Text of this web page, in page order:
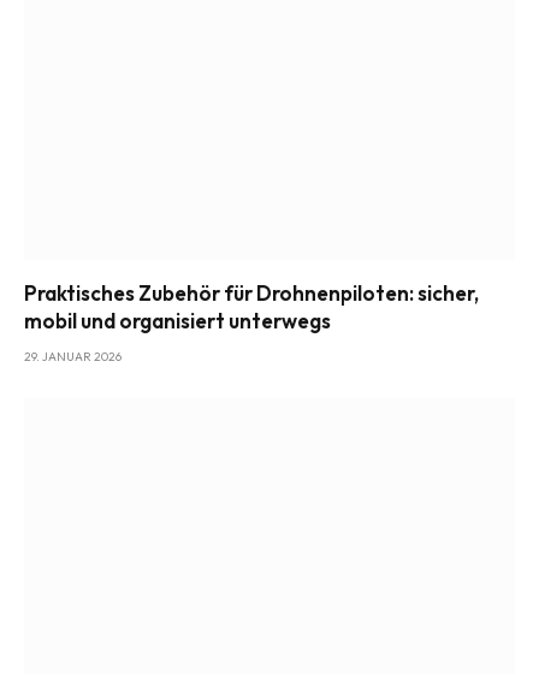
Praktisches Zubehör für Drohnenpiloten: sicher,
mobil und organisiert unterwegs
29. JANUAR 2026